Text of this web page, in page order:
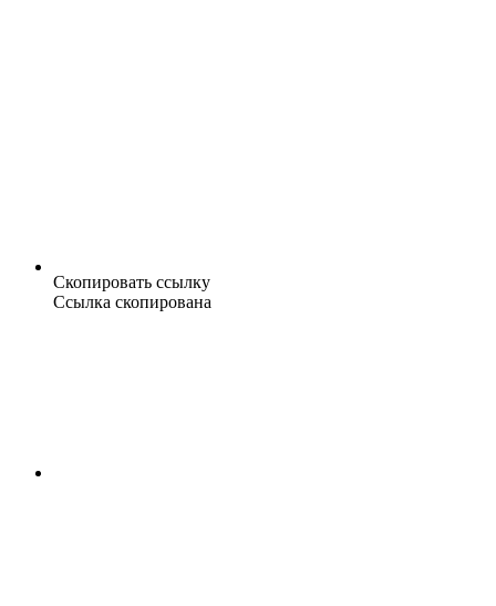
Скопировать ссылку
Ссылка скопирована